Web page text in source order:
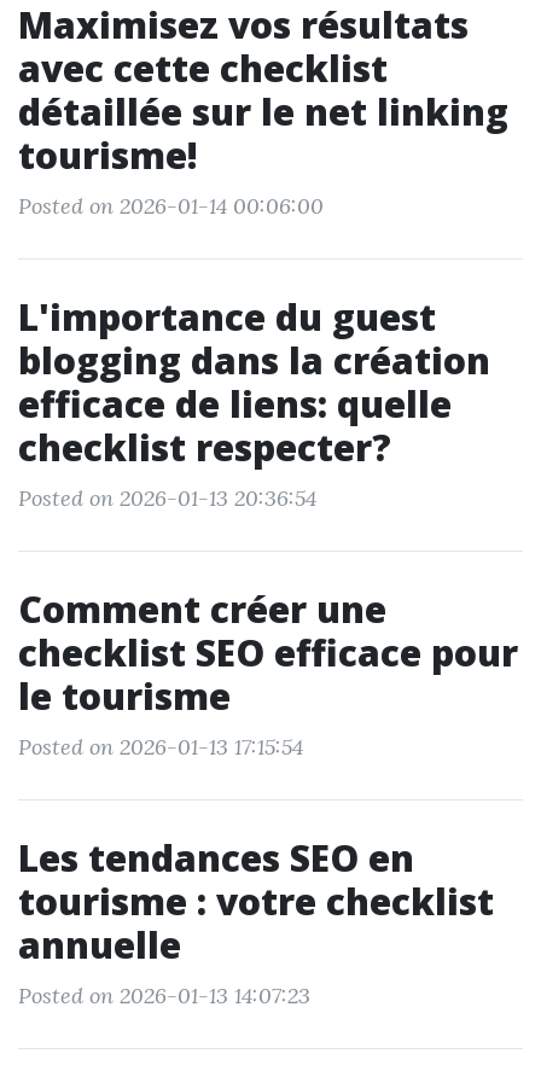
Maximisez vos résultats
avec cette checklist
détaillée sur le net linking
tourisme!
Posted on 2026-01-14 00:06:00
L'importance du guest
blogging dans la création
efficace de liens: quelle
checklist respecter?
Posted on 2026-01-13 20:36:54
Comment créer une
checklist SEO efficace pour
le tourisme
Posted on 2026-01-13 17:15:54
Les tendances SEO en
tourisme : votre checklist
annuelle
Posted on 2026-01-13 14:07:23